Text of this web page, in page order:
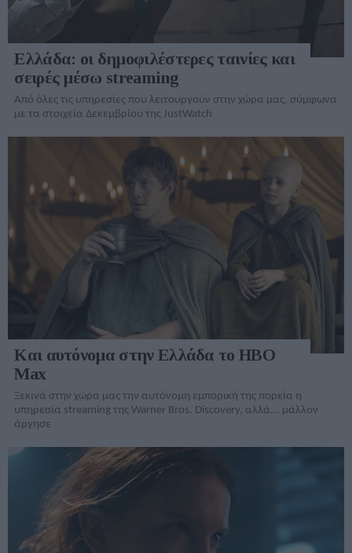
Ελλάδα: οι δημοφιλέστερες ταινίες και
σειρές μέσω streaming
Από όλες τις υπηρεσίες που λειτουργούν στην χώρα μας, σύμφωνα
με τα στοιχεία Δεκεμβρίου της JustWatch
Και αυτόνομα στην Ελλάδα το HBO
Max
Ξεκινά στην χώρα μας την αυτόνομη εμπορική της πορεία η
υπηρεσία streaming της Warner Bros. Discovery, αλλά... μάλλον
άργησε